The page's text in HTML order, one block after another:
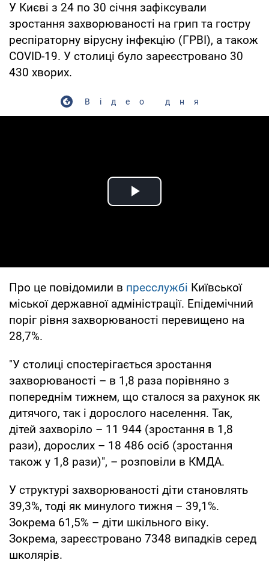
У Києві з 24 по 30 січня зафіксували
зростання захворюваності на грип та гостру
респіраторну вірусну інфекцію (ГРВІ), а також
COVID-19. У столиці було зареєстровано 30
430 хворих.
Відео дня
Play Video
Про це повідомили в пресслужбі Київської
міської державної адміністрації. Епідемічний
поріг рівня захворюваності перевищено на
28,7%.
"У столиці спостерігається зростання
захворюваності – в 1,8 раза порівняно з
попереднім тижнем, що сталося за рахунок як
дитячого, так і дорослого населення. Так,
дітей захворіло – 11 944 (зростання в 1,8
рази), дорослих – 18 486 осіб (зростання
також у 1,8 рази)", – розповіли в КМДА.
У структурі захворюваності діти становлять
39,3%, тоді як минулого тижня – 39,1%.
Зокрема 61,5% – діти шкільного віку.
Зокрема, зареєстровано 7348 випадків серед
школярів.